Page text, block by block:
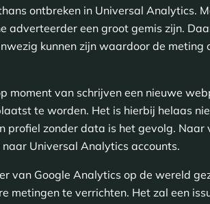
ontbreken in Universal Analytics.
adverteerder een groot gemis zijn.
kunnen zijn waardoor de meting
moment van schrijven een nieuwe
te worden. Het is hierbij helaas
profiel zonder data is het gevolg. Naar
Universal Analytics accounts.
van Google Analytics op de wereld
metingen te verrichten. Het zal een